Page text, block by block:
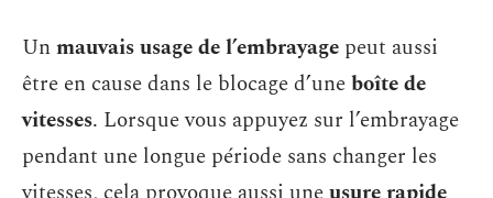
Unmauvais usage de l’embrayage peut aussi
être en cause dans le blocage d’uneboîte de
vitesses. Lorsque vous appuyez sur l’embrayage
pendant une longue période sans changer les